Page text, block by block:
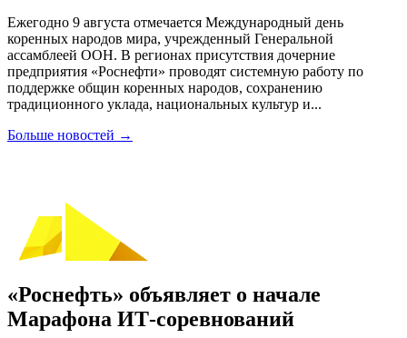
Ежегодно 9 августа отмечается Международный день
коренных народов мира, учрежденный Генеральной
ассамблеей ООН. В регионах присутствия дочерние
предприятия «Роснефти» проводят системную работу по
поддержке общин коренных народов, сохранению
традиционного уклада, национальных культур и...
Больше новостей →
«Роснефть» объявляет о начале
Марафона ИТ-соревнований